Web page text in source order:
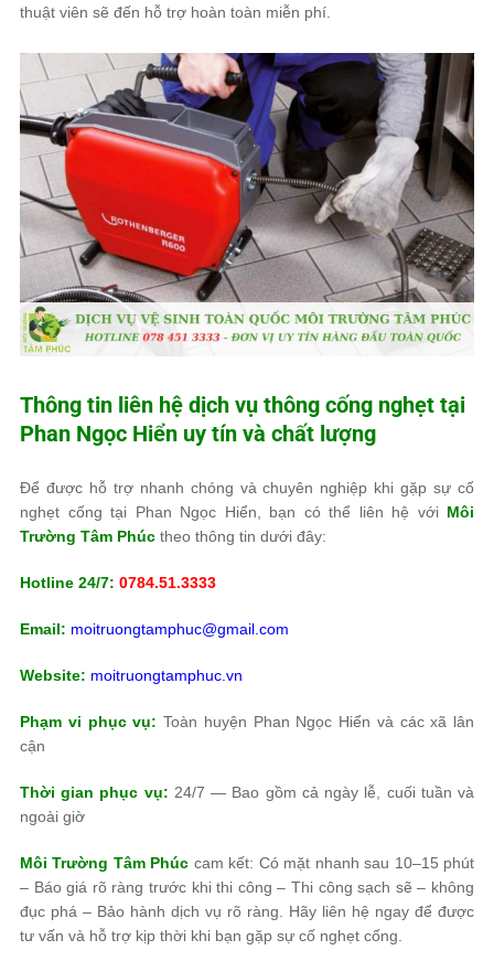
thuật viên sẽ đến hỗ trợ hoàn toàn miễn phí.
Thông tin liên hệ dịch vụ thông cống nghẹt tại
Phan Ngọc Hiển uy tín và chất lượng
Để được hỗ trợ nhanh chóng và chuyên nghiệp khi gặp sự cố
nghẹt cống tại Phan Ngọc Hiển, bạn có thể liên hệ với Môi
Trường Tâm Phúc theo thông tin dưới đây:
Hotline 24/7: 0784.51.3333
Email: moitruongtamphuc@gmail.com
Website: moitruongtamphuc.vn
Phạm vi phục vụ: Toàn huyện Phan Ngọc Hiển và các xã lân
cận
Thời gian phục vụ: 24/7 — Bao gồm cả ngày lễ, cuối tuần và
ngoài giờ
Môi Trường Tâm Phúc cam kết: Có mặt nhanh sau 10–15 phút
– Báo giá rõ ràng trước khi thi công – Thi công sạch sẽ – không
đục phá – Bảo hành dịch vụ rõ ràng. Hãy liên hệ ngay để được
tư vấn và hỗ trợ kịp thời khi bạn gặp sự cố nghẹt cống.